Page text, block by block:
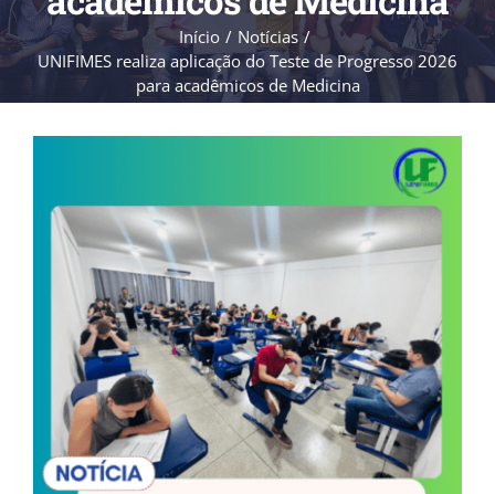
Início
Notícias
UNIFIMES realiza aplicação do Teste de Progresso 2026
para acadêmicos de Medicina